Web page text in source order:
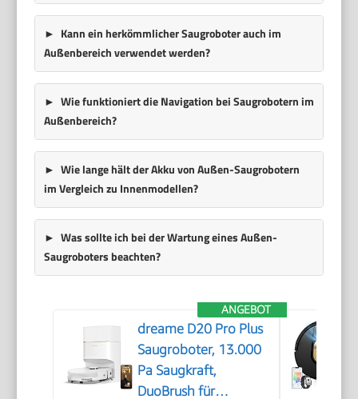
Kann ein herkömmlicher Saugroboter auch im
Außenbereich verwendet werden?
Wie funktioniert die Navigation bei Saugrobotern im
Außenbereich?
Wie lange hält der Akku von Außen-Saugrobotern
im Vergleich zu Innenmodellen?
Was sollte ich bei der Wartung eines Außen-
Saugroboters beachten?
ANGEBOT
dreame D20 Pro Plus
Saugroboter, 13.000
Pa Saugkraft,
DuoBrush für